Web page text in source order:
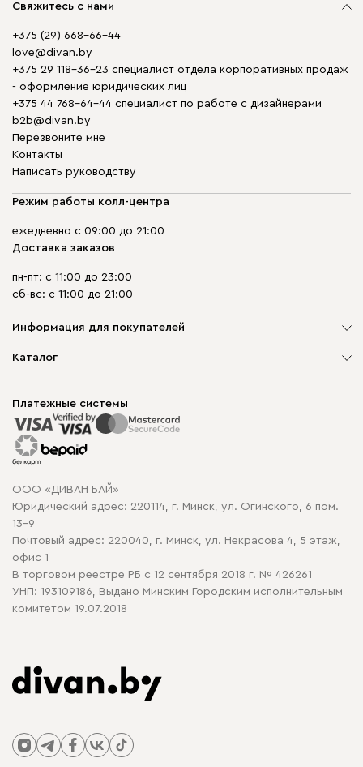
Свяжитесь с нами
+375 (29) 668-66-44
love@divan.by
+375 29 118-36-23 специалист отдела корпоративных продаж
- оформление юридических лиц
+375 44 768-64-44 специалист по работе с дизайнерами
b2b@divan.by
Перезвоните мне
Контакты
Написать руководству
Режим работы колл-центра
ежедневно с 09:00 до 21:00
Доставка заказов
пн-пт: с 11:00 до 23:00
сб-вс: с 11:00 до 21:00
Информация для покупателей
О компании
Способы оплаты
Рассрочка и кредит
Гарантия
Карта сайта
Политика конфиденциальности
Политика в отношении обработки cookie
Каталог
Корпусная мебель
Распродажа мебели
Платежные системы
ООО «ДИВАН БАЙ»
Юридический адрес: 220114, г. Минск, ул. Огинского, 6 пом.
13-9
Почтовый адрес: 220040, г. Минск, ул. Некрасова 4, 5 этаж,
офис 1
В торговом реестре РБ с 12 сентября 2018 г. № 426261
УНП: 193109186, Выдано Минским Городским исполнительным
комитетом 19.07.2018